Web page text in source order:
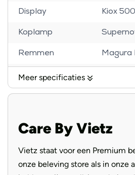
Display Kiox 500
Koplamp
Remmen Magura
Banden
Voorvork Sentour
Selle
Male
Aandrijving Riem
Meer specificaties
Care By Vietz
Vietz staat voor een Premium
onze beleving store als in onze